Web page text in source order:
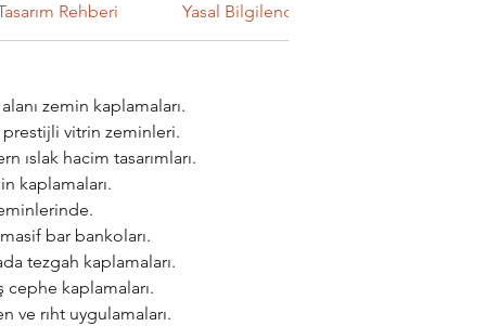
Rehberi Yasal Bilgilendirme
zemin kaplamaları.
vitrin zeminleri.
ıslak hacim tasarımları.
kaplamaları.
bar bankoları.
tezgah kaplamaları.
kaplamaları.
ve rıht uygulamaları.